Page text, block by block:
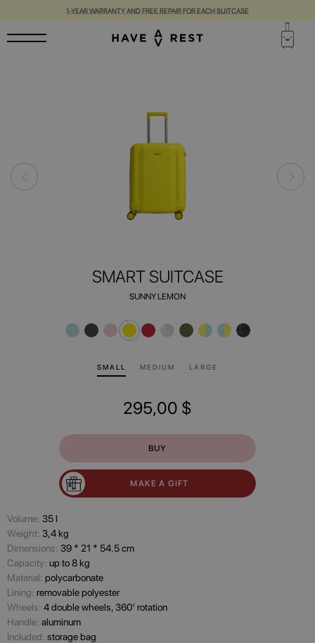
1-YEAR WARRANTY AND FREE REPAIR FOR EACH SUITCASE
SMART SUITCASE
SUNNY LEMON
SMALL MEDIUM LARGE
295,00 $
BUY
MAKE A GIFT
Volume: 35 l
Wеight: 3,4 kg
Dimensions: 39 * 21 * 54.5 cm
Capacity: up to 8 kg
Material: polycarbonate
Lining: removable polyester
Wheels: 4 double wheels, 360’ rotation
Handle: aluminum
Included: storage bag